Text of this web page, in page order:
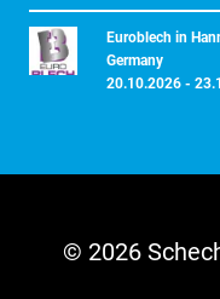
Euroblech in
Germany
20.10.2026 -
© 2026